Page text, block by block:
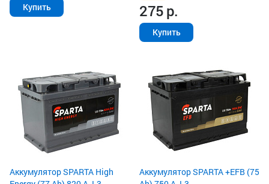
Купить 275р.
Купить
Аккумулятор SPARTA High
Аккумулятор SPARTA +EFB (75